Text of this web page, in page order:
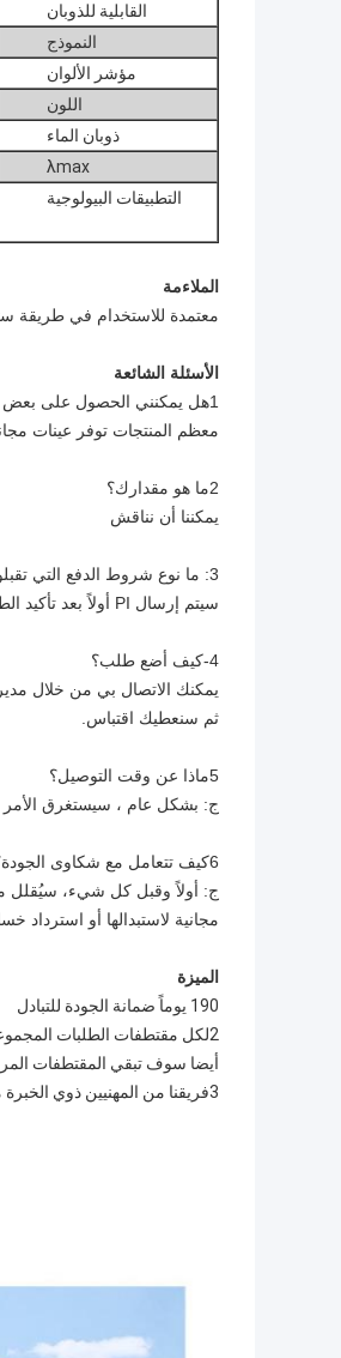
القابلية للذوبان
النموذج
مؤشر الألوان
اللون
ذوبان الماء
λmax
التطبيقات البيولوجية
الملاءمة
معتمدة للاستخدام في طريقة
الأسئلة الشائعة
1هل يمكنني الحصول على بعض العينات قبل الطلبات الكبيرة؟
معظم المنتجات توفر عينات
2ما هو مقدارك؟
يمكننا أن نناقش
3: ما نوع شروط الدفع التي تقبلونها؟
سيتم إرسال PI أولاً بعد تأكيد الطلب، مع إرفاق معلوماتنا المصرفية. الدفع عن طريق T / T، Western Union، D / P، ETC.
4-كيف أضع طلب؟
يمكنك الاتصال بي من خلال مدير
ثم سنعطيك اقتباس.
5ماذا عن وقت التوصيل؟
ج: بشكل عام ، سيستغرق الأمر من 3 إلى 5 أيام بعد تلقي دفعتك
6كيف تتعامل مع شكاوى الجودة؟
ج: أولاً وقبل كل شيء، سيُقلل
مجانية لاستبدالها أو استرداد
الميزة
190 يوماً ضمانة الجودة للتبادل
أيضا سوف تبقي المقتطفات
3فريقنا من المهنيين ذوي الخبرة متاح على الانترنت 24 ساعة في اليوم للإجابة على أي أسئلة وتقديم إرشادات حول استخدام المنتج وصيانته.